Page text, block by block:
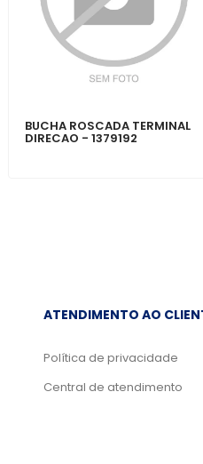
BUCHA ROSCADA TERMINAL
DIRECAO - 1379192
ATENDIMENTO AO
Política de privacidade
Central de atendimento